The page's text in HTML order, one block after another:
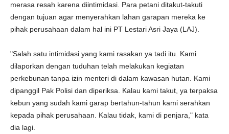
merasa resah karena diintimidasi. Para petani ditakut-takuti
dengan tujuan agar menyerahkan lahan garapan mereka ke
pihak perusahaan dalam hal ini PT Lestari Asri Jaya (LAJ).
"Salah satu intimidasi yang kami rasakan ya tadi itu. Kami
dilaporkan dengan tuduhan telah melakukan kegiatan
perkebunan tanpa izin menteri di dalam kawasan hutan. Kami
dipanggil Pak Polisi dan diperiksa. Kalau kami takut, ya terpaksa
kebun yang sudah kami garap bertahun-tahun kami serahkan
kepada pihak perusahaan. Kalau tidak, kami di penjara," kata
dia lagi.